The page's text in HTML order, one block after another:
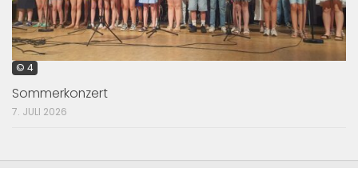
© 4
Sommerkonzert
7. JULI 2026